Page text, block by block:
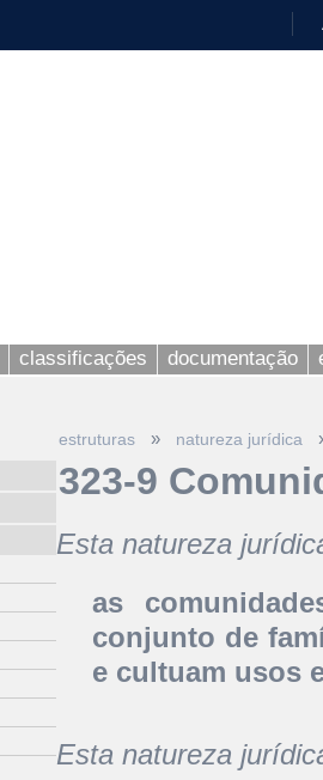
classificações documentação
estruturas » natureza jurídica
323-9
Esta natureza
as
conjunto de
e cultuam usos
Esta natureza